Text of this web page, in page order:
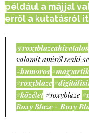
például a májjal
erről a kutatásról
@roxyblazeahivatalos
valamit amiről senki
#humoros
#roxyblaze
#közélet #roxyblaze
Roxy Blaze - Roxy